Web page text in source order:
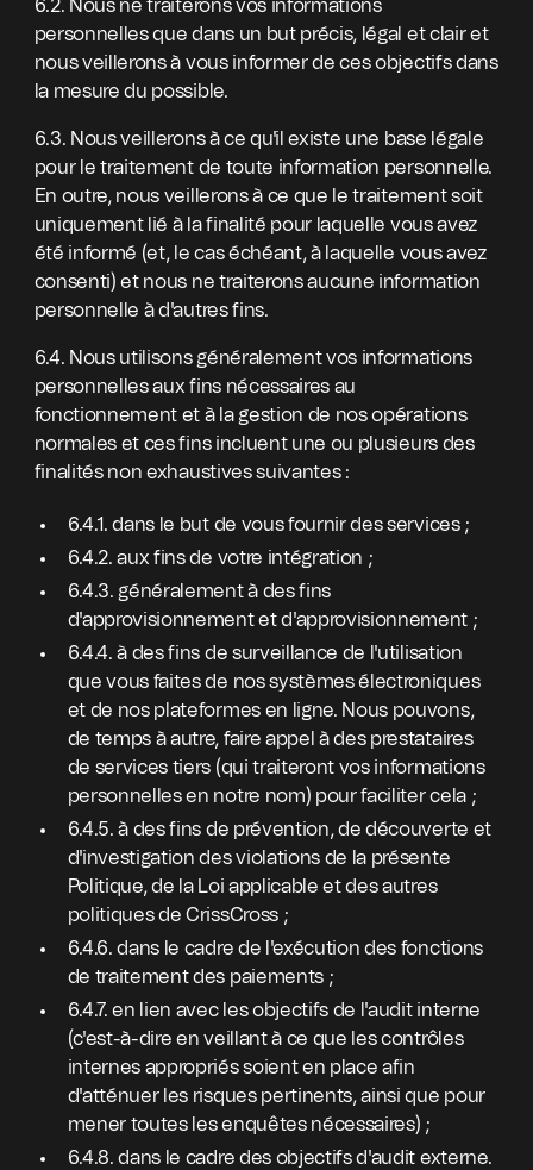
6.2. Nous ne traiterons vos informations
personnelles que dans un but précis, légal et clair et
nous veillerons à vous informer de ces objectifs dans
la mesure du possible.
6.3. Nous veillerons à ce qu'il existe une base légale
pour le traitement de toute information personnelle.
En outre, nous veillerons à ce que le traitement soit
uniquement lié à la finalité pour laquelle vous avez
été informé (et, le cas échéant, à laquelle vous avez
consenti) et nous ne traiterons aucune information
personnelle à d'autres fins.
6.4. Nous utilisons généralement vos informations
personnelles aux fins nécessaires au
fonctionnement et à la gestion de nos opérations
normales et ces fins incluent une ou plusieurs des
finalités non exhaustives suivantes :
6.4.1. dans le but de vous fournir des services ;
6.4.2. aux fins de votre intégration ;
6.4.3. généralement à des fins
d'approvisionnement et d'approvisionnement ;
6.4.4. à des fins de surveillance de l'utilisation
que vous faites de nos systèmes électroniques
et de nos plateformes en ligne. Nous pouvons,
de temps à autre, faire appel à des prestataires
de services tiers (qui traiteront vos informations
personnelles en notre nom) pour faciliter cela ;
6.4.5. à des fins de prévention, de découverte et
d'investigation des violations de la présente
Politique, de la Loi applicable et des autres
politiques de CrissCross ;
6.4.6. dans le cadre de l'exécution des fonctions
de traitement des paiements ;
6.4.7. en lien avec les objectifs de l'audit interne
(c'est-à-dire en veillant à ce que les contrôles
internes appropriés soient en place afin
d'atténuer les risques pertinents, ainsi que pour
mener toutes les enquêtes nécessaires) ;
6.4.8. dans le cadre des objectifs d'audit externe.